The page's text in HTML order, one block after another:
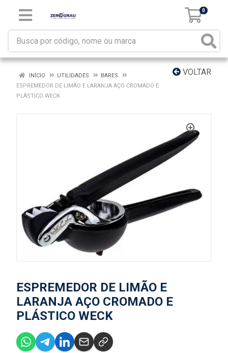
0
VOLTAR
INÍCIO UTILIDADES
BARES
ESPREMEDOR DE LIMÃO E LARANJA AÇO CROMADO E
PLÁSTICO WECK
ESPREMEDOR DE LIMÃO E
LARANJA AÇO CROMADO E
PLÁSTICO WECK